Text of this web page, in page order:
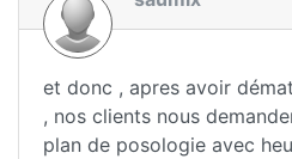
et donc , apres avoir
, nos clients nous
plan de posologie avec